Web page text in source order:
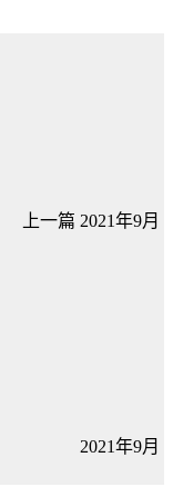
上一篇 2021年9月
2021年9月